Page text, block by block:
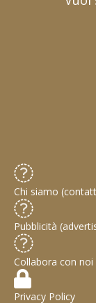
Chi siamo
Pubblicità
Collabora con noi
Privacy Policy